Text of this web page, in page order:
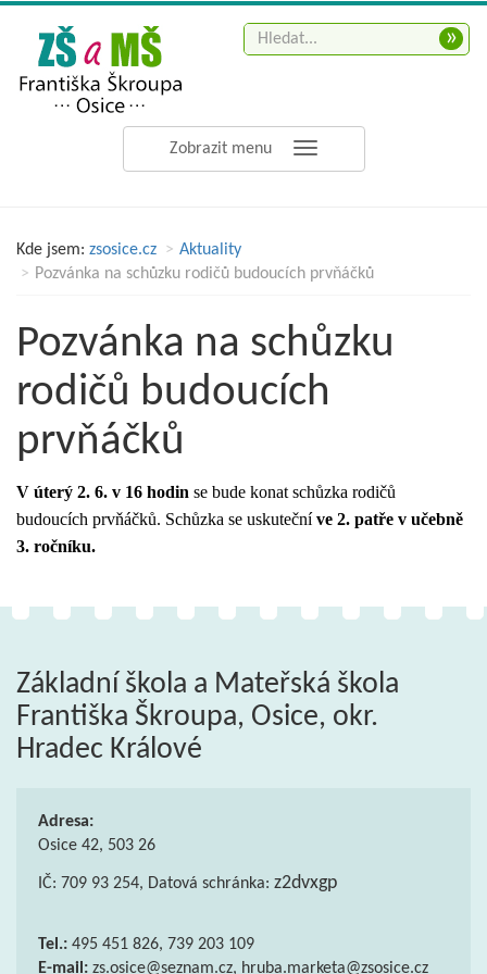
Zobrazit menu
»
Kde jsem: zsosice.cz
Aktuality
Pozvánka na schůzku rodičů budoucích prvňáčků
Pozvánka na schůzku
rodičů budoucích
prvňáčků
V úterý 2. 6. v 16 hodin se bude konat schůzka rodičů
budoucích prvňáčků. Schůzka se uskutečníve 2. patře v učebně
3. ročníku.
Základní škola a Mateřská škola
Františka Škroupa, Osice, okr.
Hradec Králové
Adresa:
Osice 42, 503 26
IČ: 709 93 254, Datová schránka: z2dvxgp
Tel.: 495 451 826, 739 203 109
E-mail: zs.osice@seznam.cz, hruba.marketa@zsosice.cz